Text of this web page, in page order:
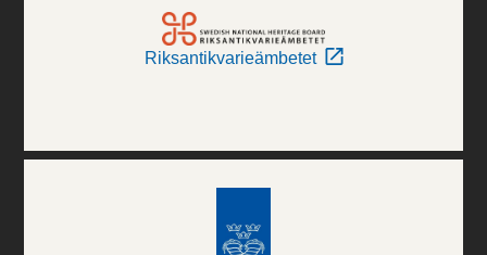
Riksantikvarieämbetet